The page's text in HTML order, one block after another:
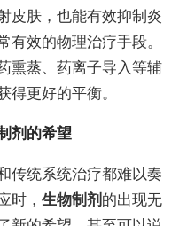
皮肤，也能有效抑制炎
有效的物理治疗手段。
熏蒸、药离子导入等辅
得更好的平衡。
剂的希望
传统系统治疗都难以奏
时， 生物制剂 的出现无